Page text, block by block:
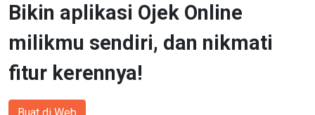
Bikin aplikasi Ojek Online
milikmu sendiri, dan nikmati
fitur kerennya!